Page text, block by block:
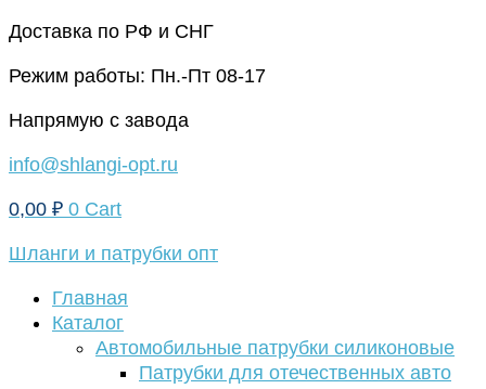
Перейти
содержимому
Доставка по РФ и СНГ
Режим работы: Пн.-Пт 08-17
Напрямую с завода
info@shlangi-opt.ru
0,00 ₽ 0 Cart
Шланги и патрубки опт
Главная
Каталог
Автомобильные патрубки силиконовые
Патрубки для отечественных авто